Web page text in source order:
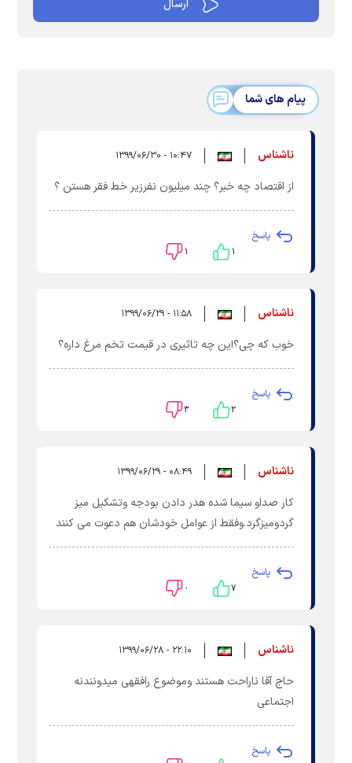
پیام های شما
ناشناس ۱۰:۴۷ - ۱۳۹۹/۰۶/۳۰
از اقتصاد چه خبر؟ چند میلیون نفرزیر خط فقر هستن ؟
پاسخ
۱ ۱
ناشناس ۱۱:۵۸ - ۱۳۹۹/۰۶/۲۹
خوب که چی؟این چه تاثیری در قیمت تخم مرغ داره؟
پاسخ
۲ ۳
ناشناس ۰۸:۴۹ - ۱۳۹۹/۰۶/۲۹
کار صداو سیما شده هدر دادن بودجه وتشکیل میز
گردومیزگرد.وفقط از عوامل خودشان هم دعوت می کنند
پاسخ
۷ ۰
ناشناس ۲۲:۱۰ - ۱۳۹۹/۰۶/۲۸
حاج آقا ناراحت هستند وموضوع رافقهی میدونندنه
اجتماعی
پاسخ